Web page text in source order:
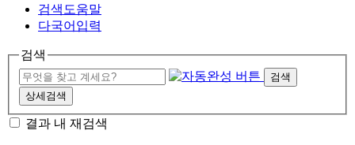
검색도움말
다국어입력
검색
검색
상세검색
결과 내 재검색